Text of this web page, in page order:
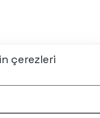
çerezleri